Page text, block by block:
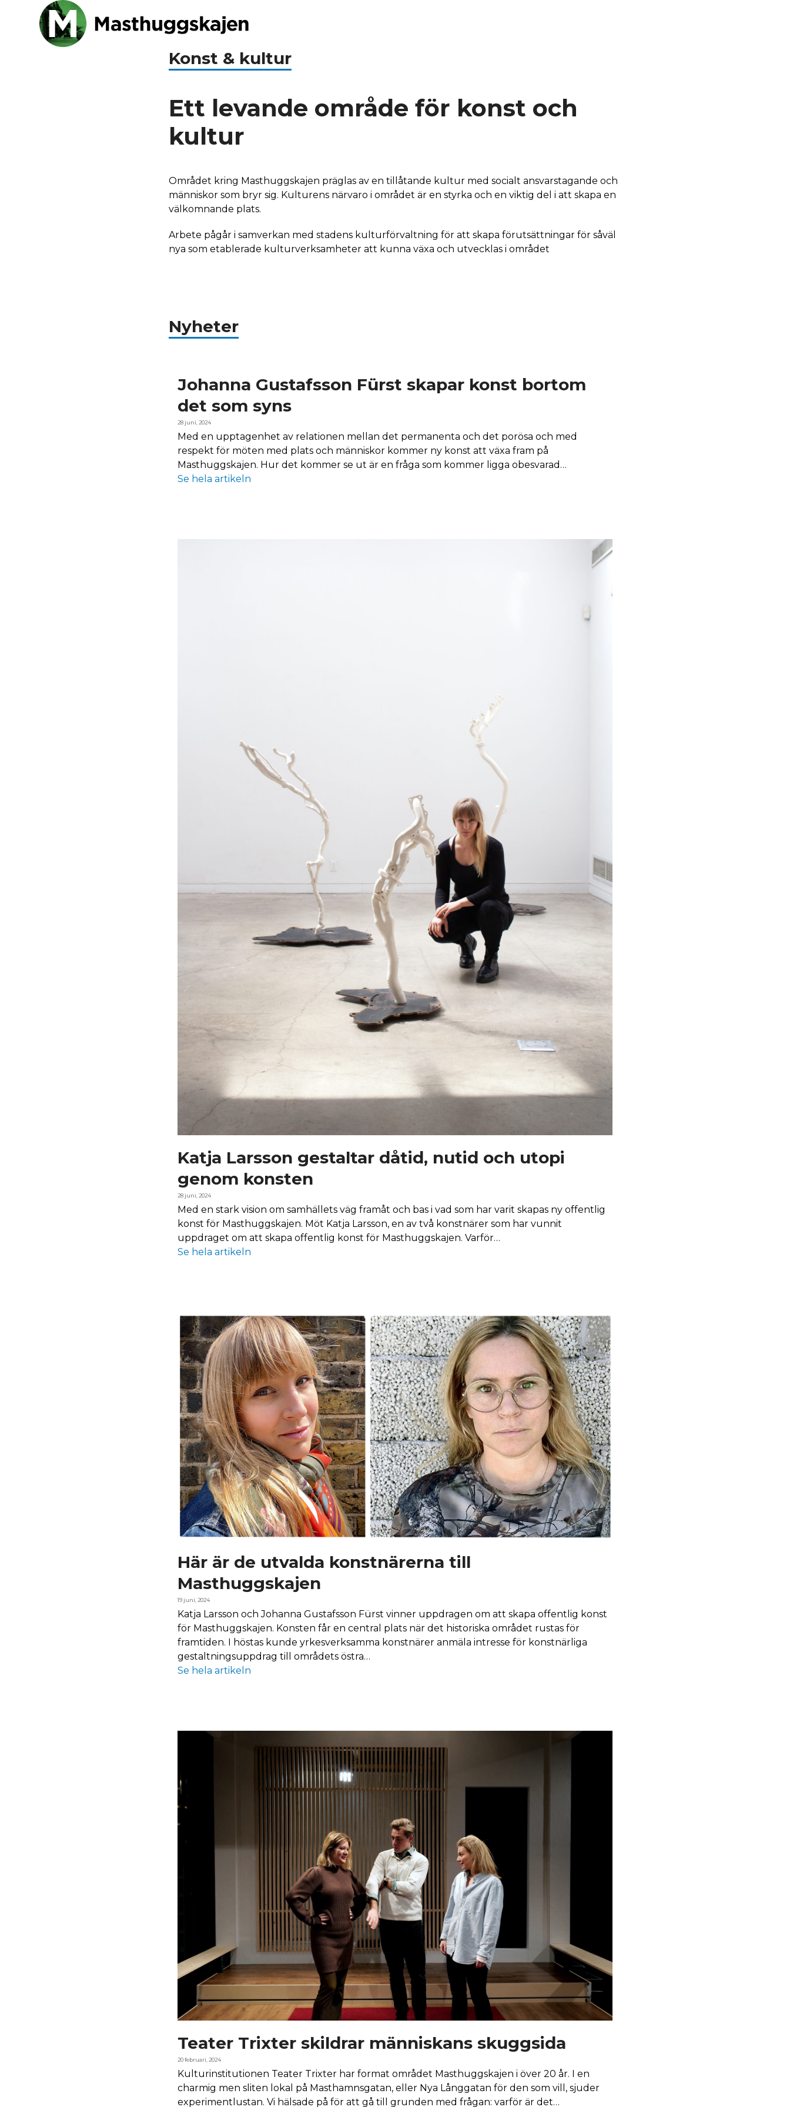
Open
mobile
menu
Close
mobile
menu
Konst & kultur
Ett levande område för konst och
kultur
Området kring Masthuggskajen präglas av en tillåtande kultur med socialt ansvarstagande och
människor som bryr sig. Kulturens närvaro i området är en styrka och en viktig del i att skapa en
välkomnande plats.
Arbete pågår i samverkan med stadens kulturförvaltning för att skapa förutsättningar för såväl
nya som etablerade kulturverksamheter att kunna växa och utvecklas i området
Nyheter
Johanna Gustafsson Fürst skapar konst bortom
det som syns
28 juni, 2024
Med en upptagenhet av relationen mellan det permanenta och det porösa och med
respekt för möten med plats och människor kommer ny konst att växa fram på
Masthuggskajen. Hur det kommer se ut är en fråga som kommer ligga obesvarad…
Se hela artikeln
Katja Larsson gestaltar dåtid, nutid och utopi
genom konsten
28 juni, 2024
Med en stark vision om samhällets väg framåt och bas i vad som har varit skapas ny offentlig
konst för Masthuggskajen. Möt Katja Larsson, en av två konstnärer som har vunnit
uppdraget om att skapa offentlig konst för Masthuggskajen. Varför…
Se hela artikeln
Här är de utvalda konstnärerna till
Masthuggskajen
19 juni, 2024
Katja Larsson och Johanna Gustafsson Fürst vinner uppdragen om att skapa offentlig konst
för Masthuggskajen. Konsten får en central plats när det historiska området rustas för
framtiden. I höstas kunde yrkesverksamma konstnärer anmäla intresse för konstnärliga
gestaltningsuppdrag till områdets östra…
Se hela artikeln
Teater Trixter skildrar människans skuggsida
20 februari, 2024
Kulturinstitutionen Teater Trixter har format området Masthuggskajen i över 20 år. I en
charmig men sliten lokal på Masthamnsgatan, eller Nya Långgatan för den som vill, sjuder
experimentlustan. Vi hälsade på för att gå till grunden med frågan: varför är det…